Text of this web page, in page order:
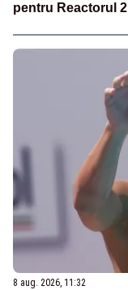
pentru Reactorul
8 aug. 2026, 11:32